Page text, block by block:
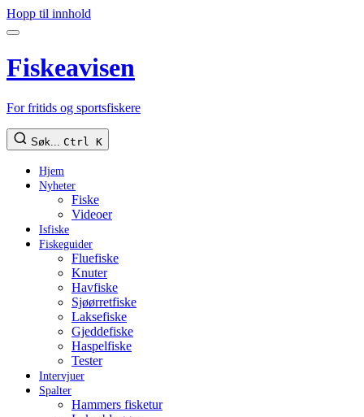
Hopp til innhold
Fiskeavisen
For fritids og sportsfiskere
Søk... Ctrl K
Hjem
Nyheter
Fiske
Videoer
Isfiske
Fiskeguider
Fluefiske
Knuter
Havfiske
Sjøørretfiske
Laksefiske
Gjeddefiske
Haspelfiske
Tester
Intervjuer
Spalter
Hammers fisketur